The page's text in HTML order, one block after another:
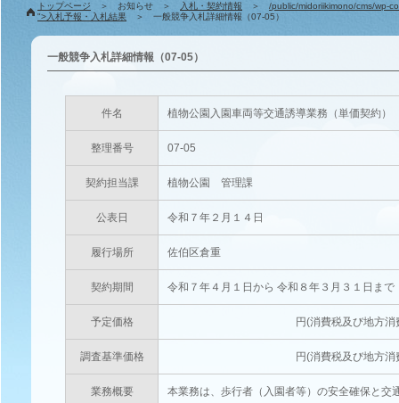
トップページ ＞ お知らせ ＞ 入札・契約情報 ＞ /public/midoriikimono/cms/wp-
">入札予報・入札結果 ＞ 一般競争入札詳細情報（07-05）
一般競争入札詳細情報（07-05）
件名 植物公園入園車両等交通誘導業務（単価契約）
整理番号 07-05
契約担当課 植物公園 管理課
公表日 令和７年２月１４日
履行場所 佐伯区倉重
契約期間 令和７年４月１日から 令和８年３月３１日まで
予定価格 円(消費税及び地方消費税相当
調査基準価格 円(消費税及び地方消費税相当
業務概要 本業務は、歩行者（入園者等）の安全確保と